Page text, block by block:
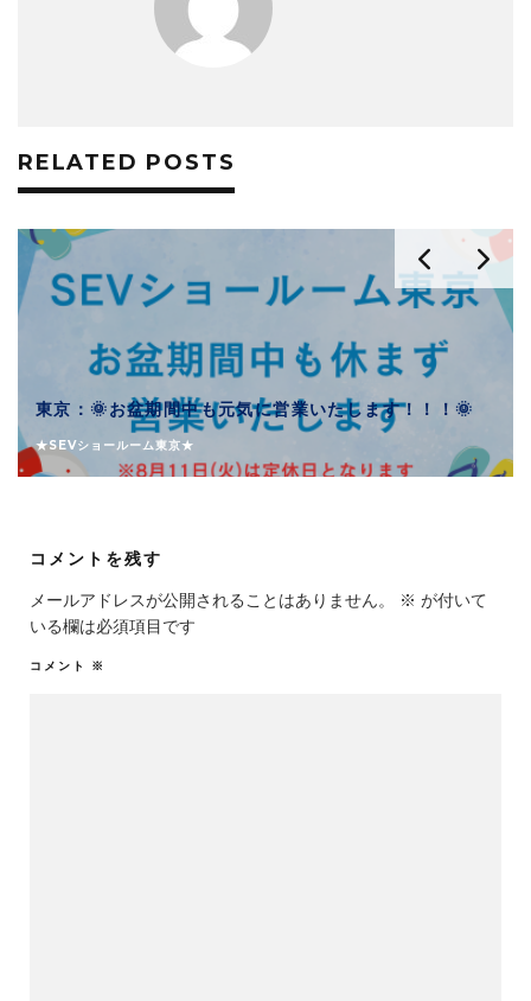
RELATED POSTS
東京：🌞お盆期間中も元気に営業いたします！！！🌞
★SEVショールーム東京★
コメントを残す
メールアドレスが公開されることはありません。 ※ が付いて
いる欄は必須項目です
コメント ※